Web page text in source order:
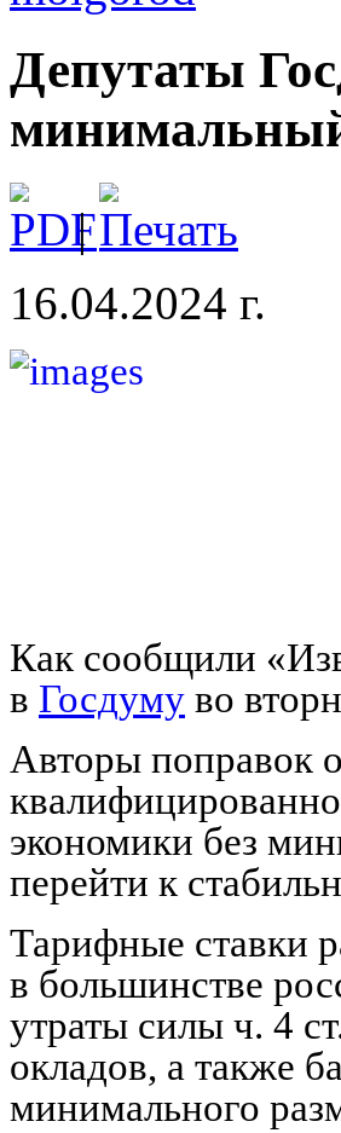
Депутаты
|
16.04.2024 г.
Как сообщили
в Госдуму во
Авторы поправок
экономики без
перейти к
Тарифные ставки
в большинстве
утраты силы ч. 4
окладов, а также
минимального